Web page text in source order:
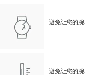
避免让您的腕
避免让您的